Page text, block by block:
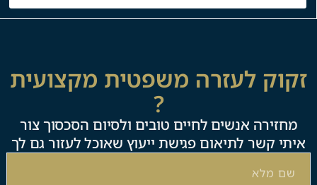
זקוק לעזרה משפטית מקצועית
?
מחזירה אנשים לחיים טובים ולסיום הסכסוך צור
איתי קשר לתיאום פגישת ייעוץ שאוכל לעזור גם לך